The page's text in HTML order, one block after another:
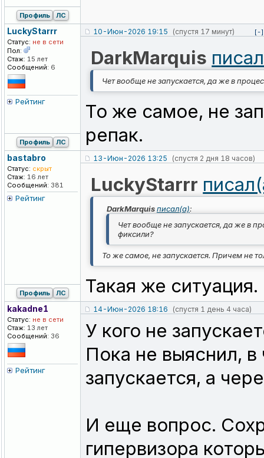
Профиль ЛС
LuckyStarrr
Статус: не в сети
Пол:
Стаж: 15 лет
Сообщений: 6
Рейтинг
10-Июн-2026 19:15 (спустя 17 минут) [-]
DarkMarquis
Чет вообще не запускается, да же в
То же самое, не
репак.
Профиль ЛС
bastabro
Статус: скрыт
Стаж: 16 лет
Сообщений: 381
Рейтинг
13-Июн-2026 13:25 (спустя 2 дня 18 часов)
LuckyStarrr
DarkMarquisписал(а):
Чет вообще не запускается, да же в
фиксили?
То же самое, не запускается. Причем не
Такая же ситуация.
Профиль ЛС
kakadne1
Статус: не в сети
Стаж: 13 лет
Сообщений: 36
Рейтинг
14-Июн-2026 18:16 (спустя 1 день 4 часа)
У кого не
Пока не выяснил,
запускается, а
И еще вопрос.
гипервизора